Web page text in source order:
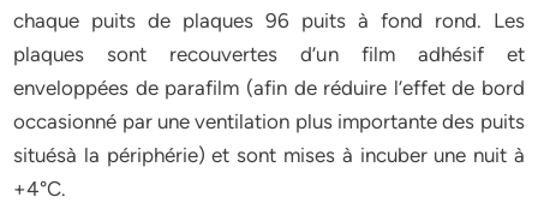
chaque puits de plaques 96 puits à fond rond. Les
plaques sont recouvertes d’un film adhésif et
enveloppées de parafilm (afin de réduire l’effet de bord
occasionné par une ventilation plus importante des puits
situésà la périphérie) et sont mises à incuber une nuit à
+4°C.